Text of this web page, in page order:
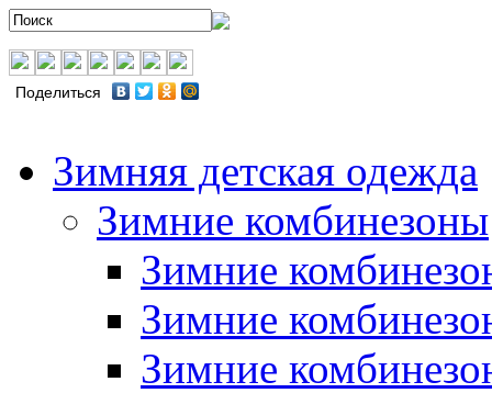
Поделиться
Зимняя детская одежда
Зимние комбинезоны
Зимние
Зимние
Зимние